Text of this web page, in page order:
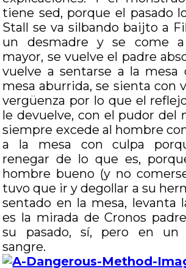
tiene sed, porque el pasado
Stall se va silbando baijto a
un desmadre y se come
mayor, se vuelve el padre
vuelve a sentarse a la mesa
mesa aburrida, se sienta con
vergüenza por lo que el
le devuelve, con el pudor del
siempre excede al hombre
a la mesa con culpa
renegar de lo que es,
hombre bueno (y no
tuvo que ir y degollar a su
sentado en la mesa, levanta
es la mirada de Cronos
su pasado, sí, pero en un
sangre.